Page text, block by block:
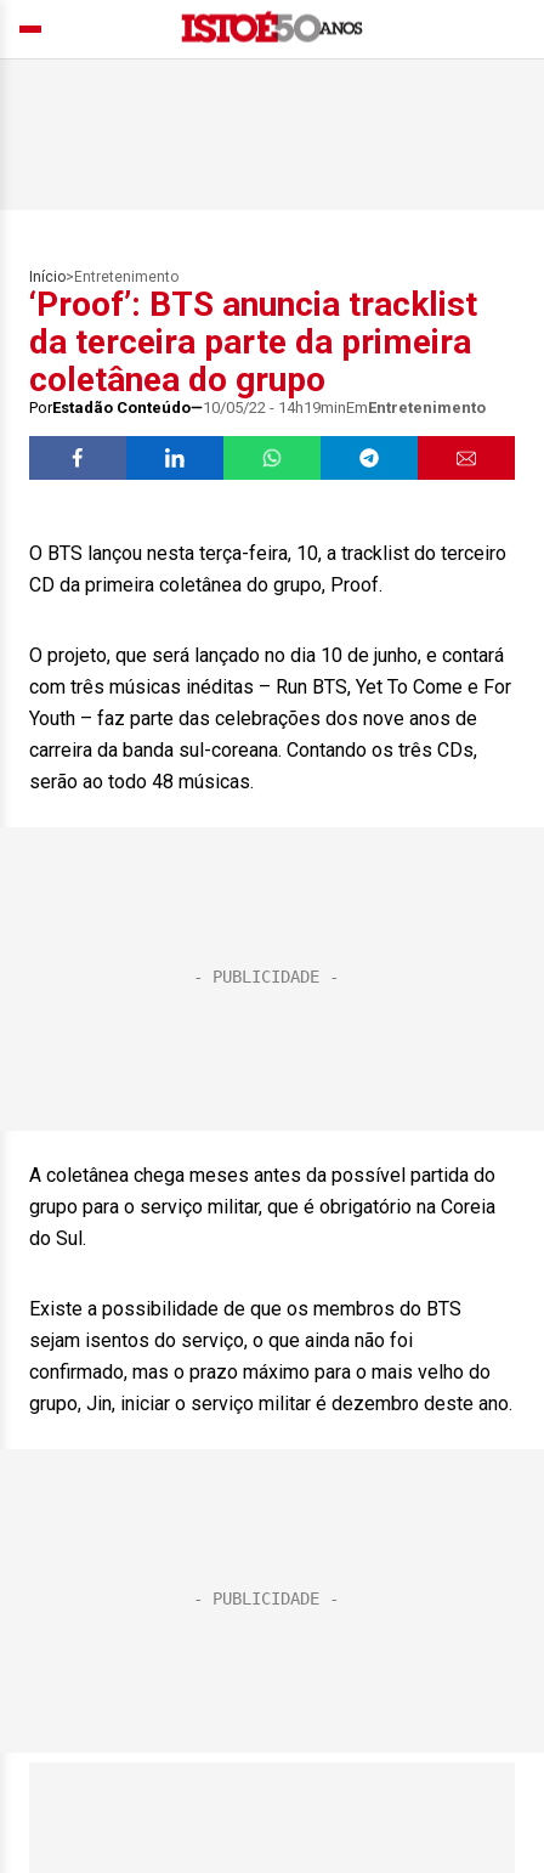
Início> Entretenimento
‘Proof’: BTS anuncia tracklist
da terceira parte da primeira
coletânea do grupo
PorEstadão Conteúdo 10/05/22 - 14h19minEmEntretenimento
O BTS lançou nesta terça-feira, 10, a tracklist do terceiro
CD da primeira coletânea do grupo, Proof.
O projeto, que será lançado no dia 10 de junho, e contará
com três músicas inéditas – Run BTS, Yet To Come e For
Youth – faz parte das celebrações dos nove anos de
carreira da banda sul-coreana. Contando os três CDs,
serão ao todo 48 músicas.
A coletânea chega meses antes da possível partida do
grupo para o serviço militar, que é obrigatório na Coreia
do Sul.
Existe a possibilidade de que os membros do BTS
sejam isentos do serviço, o que ainda não foi
confirmado, mas o prazo máximo para o mais velho do
grupo, Jin, iniciar o serviço militar é dezembro deste ano.